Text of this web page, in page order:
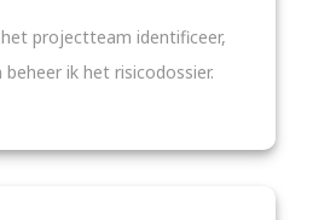
projectteam identificeer,
beheer ik het risicodossier.